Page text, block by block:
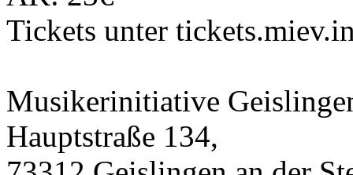
Tickets unter
Musikerinitiative
Hauptstraße 134,